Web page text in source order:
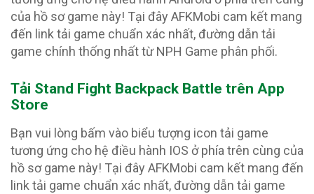
của hồ sơ game này! Tại đây AFKMobi cam kết mang
đến link tải game chuẩn xác nhất, đường dẫn tải
game chính thống nhất từ NPH Game phân phối.
Tải Stand Fight Backpack Battle trên App
Store
Bạn vui lòng bấm vào biểu tượng icon tải game
tương ứng cho hệ điều hành IOS ở phía trên cùng của
hồ sơ game này! Tại đây AFKMobi cam kết mang đến
link tải game chuẩn xác nhất, đường dẫn tải game